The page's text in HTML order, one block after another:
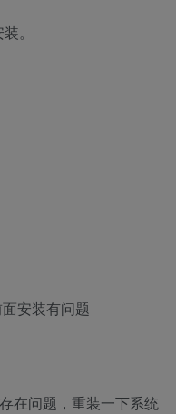
。
安装有问题
在问题，重装一下系统